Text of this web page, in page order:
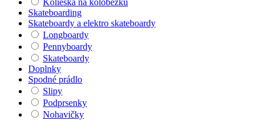
Kolieska na kolobežku
Skateboarding
Skateboardy a elektro skateboardy
Longboardy
Pennyboardy
Skateboardy
Doplnky
Spodné prádlo
Slipy
Podprsenky
Nohavičky